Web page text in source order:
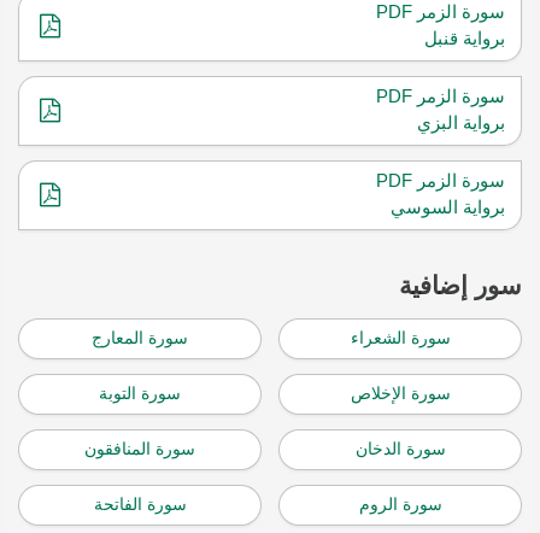
سورة الزمر PDF
برواية قنبل
سورة الزمر PDF
برواية البزي
سورة الزمر PDF
برواية السوسي
سور إضافية
سورة الشعراء سورة المعارج
سورة الإخلاص سورة التوبة
سورة الدخان سورة المنافقون
سورة الروم سورة الفاتحة